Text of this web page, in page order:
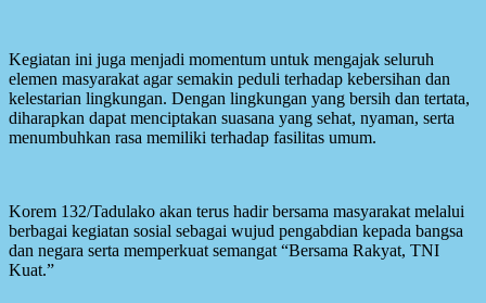
Kegiatan ini juga menjadi momentum untuk mengajak seluruh
elemen masyarakat agar semakin peduli terhadap kebersihan dan
kelestarian lingkungan. Dengan lingkungan yang bersih dan tertata,
diharapkan dapat menciptakan suasana yang sehat, nyaman, serta
menumbuhkan rasa memiliki terhadap fasilitas umum.
Korem 132/Tadulako akan terus hadir bersama masyarakat melalui
berbagai kegiatan sosial sebagai wujud pengabdian kepada bangsa
dan negara serta memperkuat semangat “Bersama Rakyat, TNI
Kuat.”